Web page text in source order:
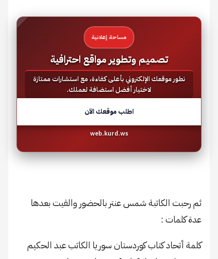
مساحة إعلانية
تصميم وتطوير مواقع احترافية
نطور موقعك الإلكتروني بأعلى كفاءة، مع استشارات ممتازة
لاختيار أفضل استضافة لعملك.
اطلب موقعك الآن
web.kurd.ws
ثم رحبت الكاتبة شمس عنتر بالحضور والقيت بعدها
عدة كلمات :
كلمة أتحاد كتاب كوردستان سوريا الكاتب عبد الحكيم